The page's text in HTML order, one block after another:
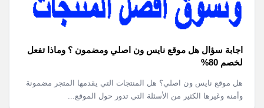
اجابة سؤال هل موقع نايس ون اصلي ومضمون ؟ وماذا تفعل
لخصم 80%
هل موقع نايس ون اصلي؟ هل المنتجات التي يقدمها المتجر مضمونة
وأمنه وغيرها الكثير من الأسئلة التي تدور حول الموقع...